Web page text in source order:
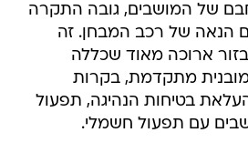
של המושבים, גובה התקרה
הנאה של רכב המבחן. זה
ארוכה מאוד שכללה
מתקדמת, בקרות
בטיחות הנהיגה, תפעול
עם תפעול חשמלי.